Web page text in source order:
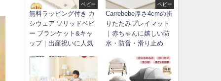
ベビー
無料ラッピング付き カ
シウェア ソリッドベビ
ー ブランケット&キャ
ップ｜出産祝いに人気
ベビー
Carrebebe厚さ4cmの折
りたたみプレイマット
｜赤ちゃんに嬉しい防
水・防音・滑り止め